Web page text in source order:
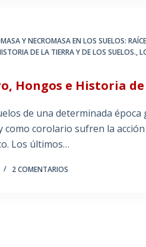
Y NECROMASA EN LOS SUELOS:
DE LA TIERRA Y DE LOS SUELOS.,
Hongos e Historia
de una determinada
como corolario sufren la
Los últimos…
2 COMENTARIOS